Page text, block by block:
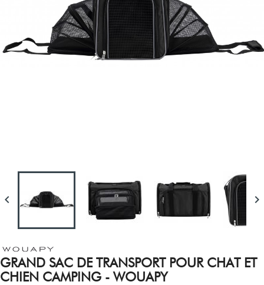
 
GRAND SAC DE TRANSPORT POUR CHAT ET
CHIEN CAMPING - WOUAPY